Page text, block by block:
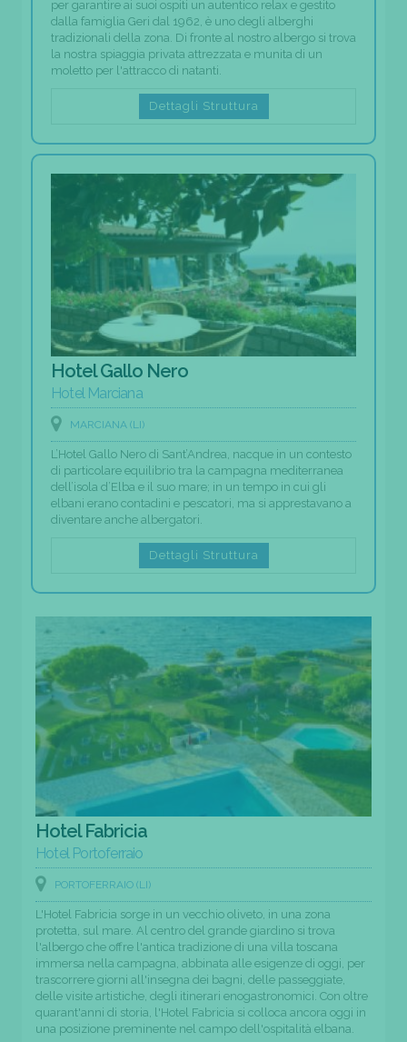
per garantire ai suoi ospiti un autentico relax e gestito
dalla famiglia Geri dal 1962, è uno degli alberghi
tradizionali della zona. Di fronte al nostro albergo si trova
la nostra spiaggia privata attrezzata e munita di un
moletto per l'attracco di natanti.
Dettagli Struttura
Hotel Gallo Nero
Hotel Marciana
MARCIANA (LI)
L’Hotel Gallo Nero di Sant’Andrea, nacque in un contesto
di particolare equilibrio tra la campagna mediterranea
dell’isola d’Elba e il suo mare; in un tempo in cui gli
elbani erano contadini e pescatori, ma si apprestavano a
diventare anche albergatori.
Dettagli Struttura
Hotel Fabricia
Hotel Portoferraio
PORTOFERRAIO (LI)
L'Hotel Fabricia sorge in un vecchio oliveto, in una zona
protetta, sul mare. Al centro del grande giardino si trova
l'albergo che offre l'antica tradizione di una villa toscana
immersa nella campagna, abbinata alle esigenze di oggi, per
trascorrere giorni all'insegna dei bagni, delle passeggiate,
delle visite artistiche, degli itinerari enogastronomici. Con oltre
quarant'anni di storia, l'Hotel Fabricia si colloca ancora oggi in
una posizione preminente nel campo dell'ospitalità elbana.